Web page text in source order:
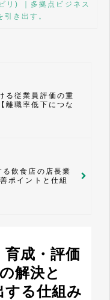
がございましたらお気
リ) ｜多拠点ビジネス
引き出す。
る従業員評価の重
離職率低下につな
飲食店の店長業
ポイントと仕組
育成・評価
解決と
する仕組み